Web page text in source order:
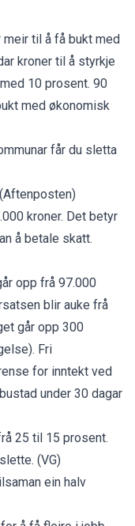
meir til å få bukt med
kroner til å styrkje
10 prosent. 90
med økonomisk
får du sletta
kroner. Det betyr
å betale skatt.
opp frå 97.000
blir auke frå
går opp 300
. Fri
for inntekt ved
under 30 dagar
25 til 15 prosent.
(VG)
ein halv